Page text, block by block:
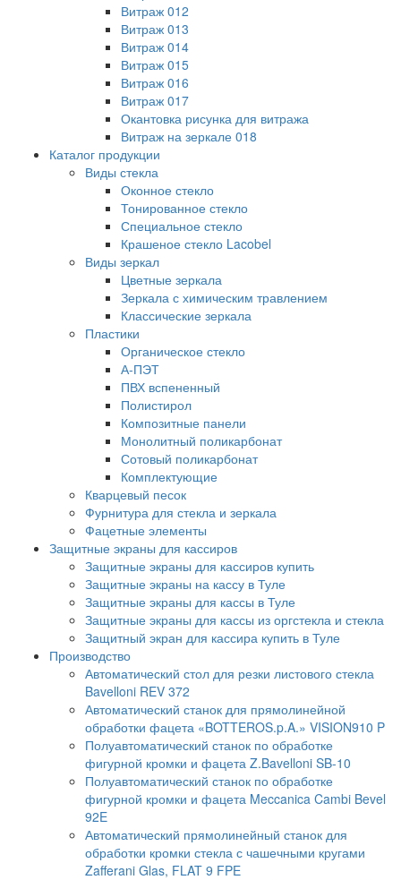
Витраж 012
Витраж 013
Витраж 014
Витраж 015
Витраж 016
Витраж 017
Окантовка рисунка для витража
Витраж на зеркале 018
Каталог продукции
Виды стекла
Оконное стекло
Тонированное стекло
Специальное стекло
Крашеное стекло Lacobel
Виды зеркал
Цветные зеркала
Зеркала с химическим травлением
Классические зеркала
Пластики
Органическое стекло
А-ПЭТ
ПВХ вспененный
Полистирол
Композитные панели
Монолитный поликарбонат
Сотовый поликарбонат
Комплектующие
Кварцевый песок
Фурнитура для стекла и зеркала
Фацетные элементы
Защитные экраны для кассиров
Защитные экраны для кассиров купить
Защитные экраны на кассу в Туле
Защитные экраны для кассы в Туле
Защитные экраны для кассы из оргстекла и стекла
Защитный экран для кассира купить в Туле
Производство
Автоматический стол для резки листового стекла
Bavelloni REV 372
Автоматический станок для прямолинейной
обработки фацета «BOTTEROS.p.A.» VISION910 P
Полуавтоматический станок по обработке
фигурной кромки и фацета Z.Bavelloni SB-10
Полуавтоматический станок по обработке
фигурной кромки и фацета Meccanica Cambi Bevel
92E
Автоматический прямолинейный станок для
обработки кромки стекла с чашечными кругами
Zafferani Glas, FLAT 9 FPE